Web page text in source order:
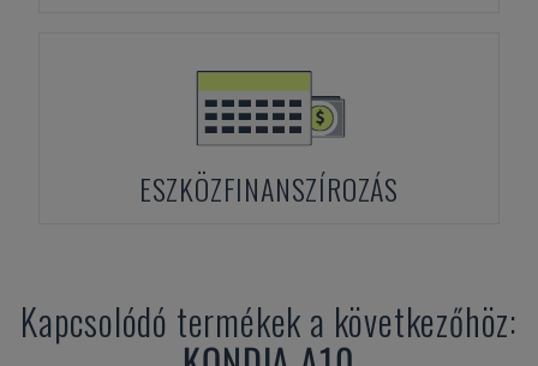
ESZKÖZFINANSZÍROZÁS
Kapcsolódó termékek a következőhöz: